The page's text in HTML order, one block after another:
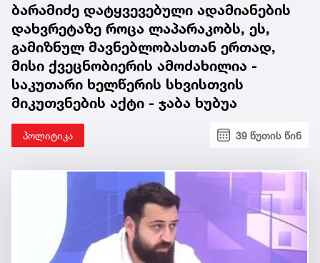
ბარამიძე დატყვევებული ადამიანების
დახვრეტაზე როცა ლაპარაკობს, ეს,
გამიზნულ მავნებლობასთან ერთად,
მისი ქვეცნობიერის ამოძახილია -
საკუთარი ხელწერის სხვისთვის
მიკუთვნების აქტი - ჯაბა ხუბუა
პოლიტიკა 39 წუთის წინ